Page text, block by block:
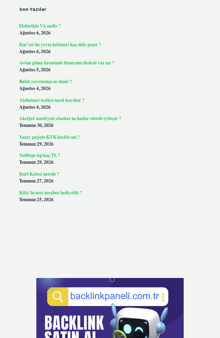
Son Yazılar
Elektrikte VA nedir ?
Ağustos 6, 2026
Kur’an’da yevm kelimesi kaç defa geçer ?
Ağustos 6, 2026
Avène güneş kreminde titanyum dioksit var mı ?
Ağustos 5, 2026
Balık yavrusuna ne denir ?
Ağustos 4, 2026
Alzheimer teşhisi nasıl koyulur ?
Ağustos 4, 2026
Akciğer ameliyatı olanlar ne kadar sürede iyileşir ?
Temmuz 30, 2026
Yatay geçişte KYK kesilir mi ?
Temmuz 29, 2026
Yeditepe tıp kaç TL ?
Temmuz 29, 2026
Kurt Kalesi nerede ?
Temmuz 27, 2026
Kilis’in neyi meşhur hediyelik ?
Temmuz 25, 2026